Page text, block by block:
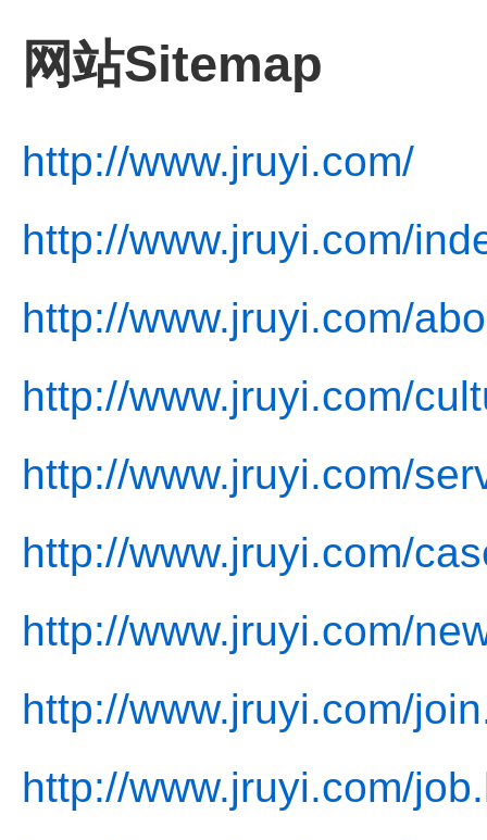
网站Sitemap
http://www.jruyi.com/
http://www.jruyi.com/
http://www.jruyi.com/
http://www.jruyi.com/
http://www.jruyi.com/
http://www.jruyi.com/
http://www.jruyi.com/
http://www.jruyi.com/
http://www.jruyi.com/